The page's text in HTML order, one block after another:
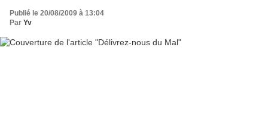
Publié le 20/08/2009 à 13:04
Par Yv